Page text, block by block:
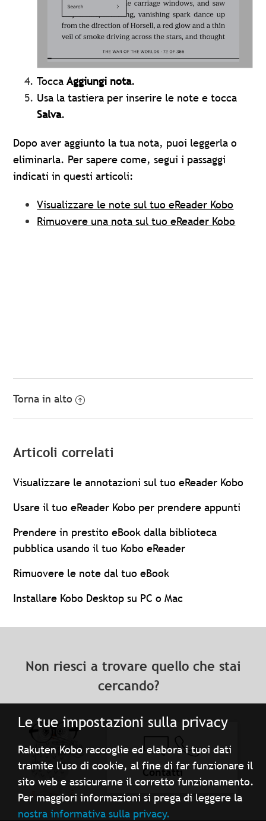
Le tue impostazioni sulla privacy
Rakuten Kobo raccoglie ed elabora i tuoi dati
tramite l'uso di cookie, al fine di far funzionare il
sito web e assicurarne il corretto funzionamento.
Per maggiori informazioni si prega di leggere la
nostra informativa sulla privacy.
ToccaAggiungi nota.
Usa la tastiera per inserire le note e tocca
Salva.
Dopo aver aggiunto la tua nota, puoi leggerla o
eliminarla. Per sapere come, segui i passaggi
indicati in questi articoli:
Visualizzare le note sul tuo eReader Kobo
Rimuovere una nota sul tuo eReader Kobo
Torna in alto
Articoli correlati
Visualizzare le annotazioni sul tuo eReader Kobo
Usare il tuo eReader Kobo per prendere appunti
Prendere in prestito eBook dalla biblioteca
pubblica usando il tuo Kobo eReader
Rimuovere le note dal tuo eBook
Installare Kobo Desktop su PC o Mac
Non riesci a trovare quello che stai
cercando?
Contatti